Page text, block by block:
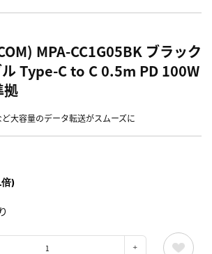
MPA-CC1G05BK ブラック
Type-C to C 0.5m PD 100W
拠
大容量のデータ転送がスムーズに
)